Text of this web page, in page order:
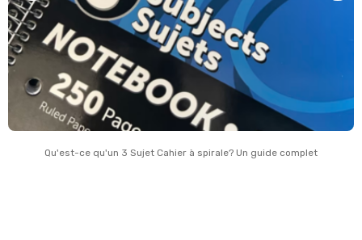
Qu'est-ce qu'un 3 Sujet Cahier à spirale? Un guide complet